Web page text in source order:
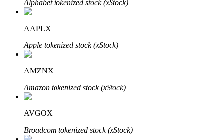
احصل على أرباح طويلة الأجل وفوائد مرنة
تعلم الستاكينغ
تعرف على كيفية كسب الدخل السلبي
Alphabet tokenized stock (xStock)
AAPLX
Apple tokenized stock (xStock)
AMZNX
Amazon tokenized stock (xStock)
AVGOX
Broadcom tokenized stock (xStock)